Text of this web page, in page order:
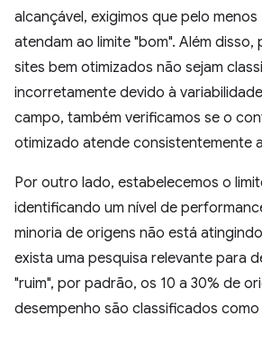
alcançável, exigimos que pelo menos
atendam ao limite "bom". Além
sites bem otimizados não sejam
incorretamente devido à
campo, também verificamos se o
otimizado atende consistentemente
Por outro lado, estabelecemos o
identificando um nível de
minoria de origens não está
exista uma pesquisa relevante para
"ruim", por padrão, os 10 a 30% de
desempenho são classificados como